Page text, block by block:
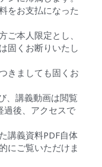
をお支払になった
本人限定とし、
固くお断りいたし
きましても固くお
、講義動画は閲覧
過後、アクセスで
講義資料PDF自体
にご覧いただけま